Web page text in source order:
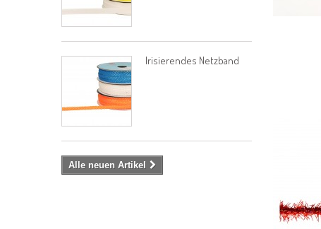
Irisierendes Netzband
Alle neuen Artikel